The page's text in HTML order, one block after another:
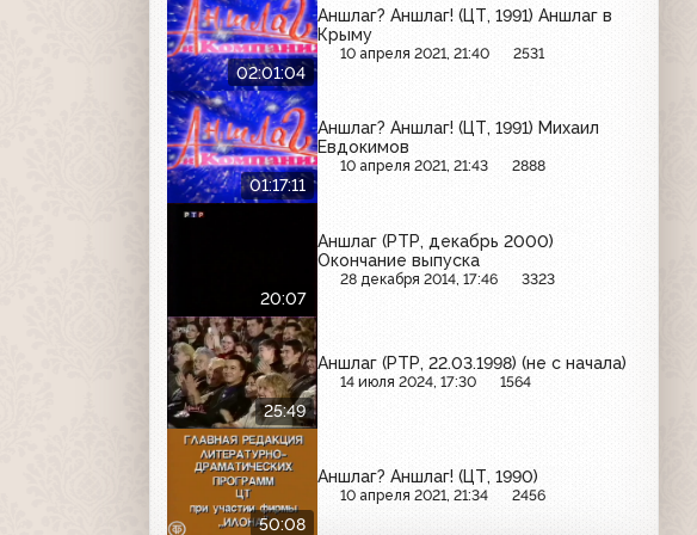
02:01:04
Аншлаг? Аншлаг! (ЦТ, 1991) Аншлаг в
Крыму
10 апреля 2021, 21:40 2531
01:17:11
Аншлаг? Аншлаг! (ЦТ, 1991) Михаил
Евдокимов
10 апреля 2021, 21:43 2888
20:07
Аншлаг (РТР, декабрь 2000)
Окончание выпуска
28 декабря 2014, 17:46 3323
25:49
Аншлаг (РТР, 22.03.1998) (не с начала)
14 июля 2024, 17:30 1564
50:08
Аншлаг? Аншлаг! (ЦТ, 1990)
10 апреля 2021, 21:34 2456